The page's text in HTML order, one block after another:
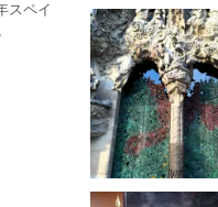
スペイ